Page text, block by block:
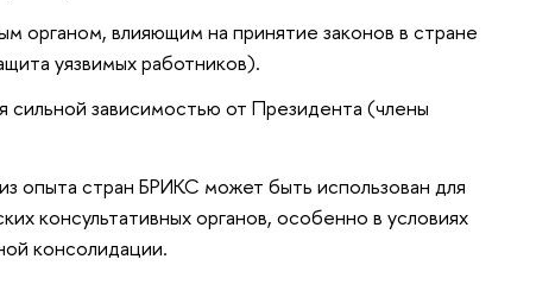
органом, влияющим на принятие законов в стране
уязвимых работников).
сильной зависимостью от Президента (члены
опыта стран БРИКС может быть использован для
консультативных органов, особенно в условиях
консолидации.